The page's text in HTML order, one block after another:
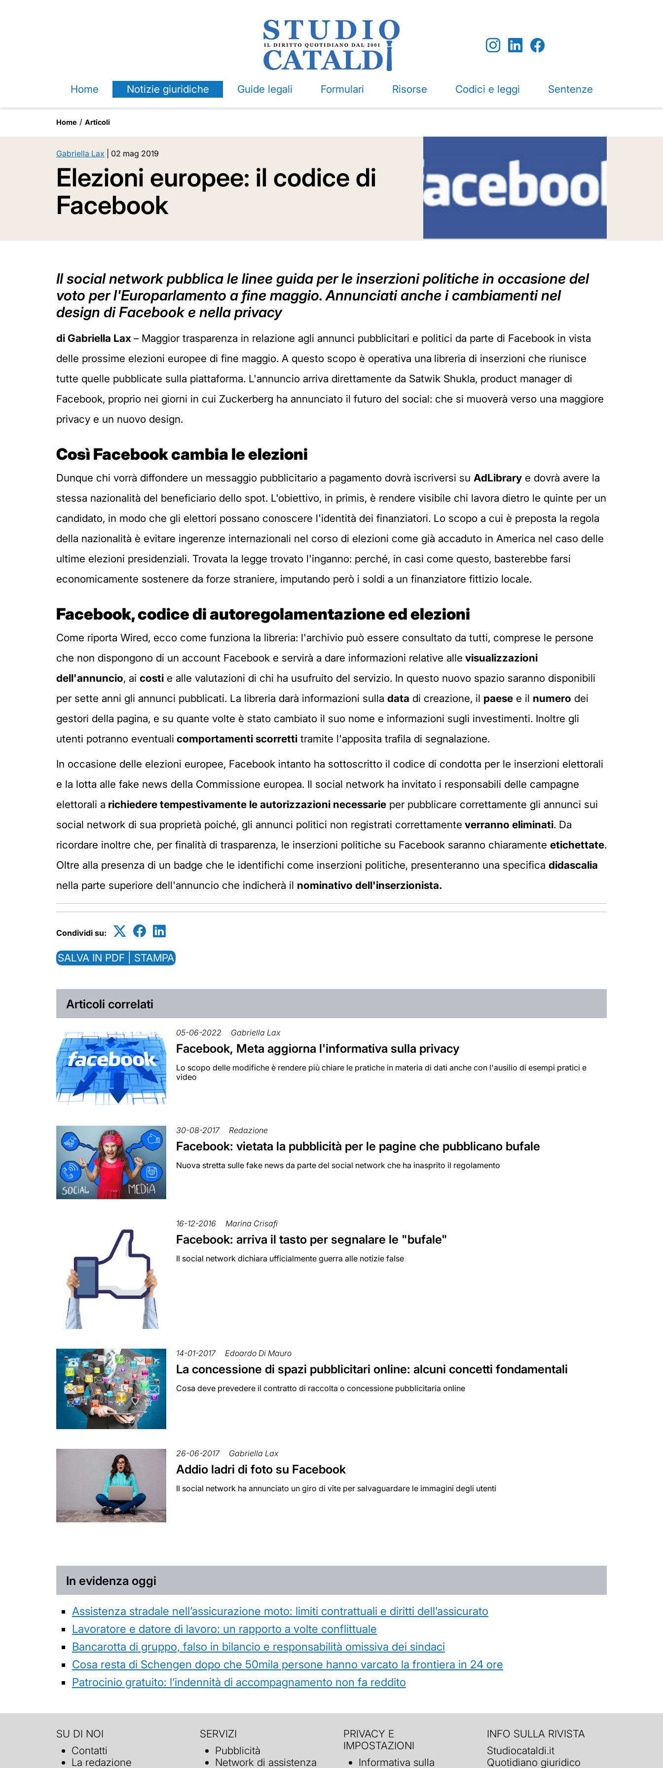
Home Notizie giuridiche Guide legali Formulari Risorse Codici e leggi Sentenze
Home Articoli
Gabriella Lax 02 mag 2019
Elezioni europee: il codice di
Facebook
Il social network pubblica le linee guida per le inserzioni politiche in occasione del
voto per l'Europarlamento a fine maggio. Annunciati anche i cambiamenti nel
design di Facebook e nella privacy
di Gabriella Lax – Maggior trasparenza in relazione agli annunci pubblicitari e politici da parte di Facebook in vista
delle prossime elezioni europee di fine maggio. A questo scopo è operativa una libreria di inserzioni che riunisce
tutte quelle pubblicate sulla piattaforma. L'annuncio arriva direttamente da Satwik Shukla, product manager di
Facebook, proprio nei giorni in cui Zuckerberg ha annunciato il futuro del social: che si muoverà verso una maggiore
privacy e un nuovo design.
Così Facebook cambia le elezioni
Dunque chi vorrà diffondere un messaggio pubblicitario a pagamento dovrà iscriversi su AdLibrary e dovrà avere la
stessa nazionalità del beneficiario dello spot. L'obiettivo, in primis, è rendere visibile chi lavora dietro le quinte per un
candidato, in modo che gli elettori possano conoscere l'identità dei finanziatori. Lo scopo a cui è preposta la regola
della nazionalità è evitare ingerenze internazionali nel corso di elezioni come già accaduto in America nel caso delle
ultime elezioni presidenziali. Trovata la legge trovato l'inganno: perché, in casi come questo, basterebbe farsi
economicamente sostenere da forze straniere, imputando però i soldi a un finanziatore fittizio locale.
Facebook, codice di autoregolamentazione ed elezioni
Come riporta Wired, ecco come funziona la libreria: l'archivio può essere consultato da tutti, comprese le persone
che non dispongono di un account Facebook e servirà a dare informazioni relative alle visualizzazioni
dell'annuncio, ai costi e alle valutazioni di chi ha usufruito del servizio. In questo nuovo spazio saranno disponibili
per sette anni gli annunci pubblicati. La libreria darà informazioni sulla data di creazione, il paese e il numero dei
gestori della pagina, e su quante volte è stato cambiato il suo nome e informazioni sugli investimenti. Inoltre gli
utenti potranno eventuali comportamenti scorretti tramite l'apposita trafila di segnalazione.
In occasione delle elezioni europee, Facebook intanto ha sottoscritto il codice di condotta per le inserzioni elettorali
e la lotta alle fake news della Commissione europea. Il social network ha invitato i responsabili delle campagne
elettorali a richiedere tempestivamente le autorizzazioni necessarie per pubblicare correttamente gli annunci sui
social network di sua proprietà poiché, gli annunci politici non registrati correttamente verranno eliminati. Da
ricordare inoltre che, per finalità di trasparenza, le inserzioni politiche su Facebook saranno chiaramente etichettate.
Oltre alla presenza di un badge che le identifichi come inserzioni politiche, presenteranno una specifica didascalia
nella parte superiore dell'annuncio che indicherà il nominativo dell'inserzionista.
Condividi su:
SALVA IN PDF | STAMPA
Articoli correlati
05-06-2022 Gabriella Lax
Facebook, Meta aggiorna l'informativa sulla privacy
Lo scopo delle modifiche è rendere più chiare le pratiche in materia di dati anche con l'ausilio di esempi pratici e
video
30-08-2017 Redazione
Facebook: vietata la pubblicità per le pagine che pubblicano bufale
Nuova stretta sulle fake news da parte del social network che ha inasprito il regolamento
16-12-2016 Marina Crisafi
Facebook: arriva il tasto per segnalare le "bufale"
Il social network dichiara ufficialmente guerra alle notizie false
14-01-2017 Edoardo Di Mauro
La concessione di spazi pubblicitari online: alcuni concetti fondamentali
Cosa deve prevedere il contratto di raccolta o concessione pubblicitaria online
26-06-2017 Gabriella Lax
Addio ladri di foto su Facebook
Il social network ha annunciato un giro di vite per salvaguardare le immagini degli utenti
In evidenza oggi
Assistenza stradale nell’assicurazione moto: limiti contrattuali e diritti dell’assicurato
Lavoratore e datore di lavoro: un rapporto a volte conflittuale
Bancarotta di gruppo, falso in bilancio e responsabilità omissiva dei sindaci
Cosa resta di Schengen dopo che 50mila persone hanno varcato la frontiera in 24 ore
Patrocinio gratuito: l’indennità di accompagnamento non fa reddito
SU DI NOI
Contatti
La redazione
SERVIZI
Pubblicità
Network di assistenza
PRIVACY E
IMPOSTAZIONI
Informativa sulla
INFO SULLA RIVISTA
Studiocataldi.it
Quotidiano giuridico